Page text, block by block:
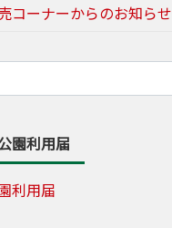
コーナーからのお知らせ
園利用届
利用届